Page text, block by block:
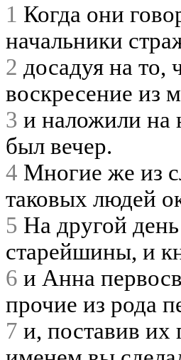
1 Когда они
начальники
2 досадуя на то,
воскресение из
3 и наложили на
был вечер.
4 Многие же из
таковых людей
5 На другой
старейшины, и
6 и Анна
прочие из рода
7 и, поставив